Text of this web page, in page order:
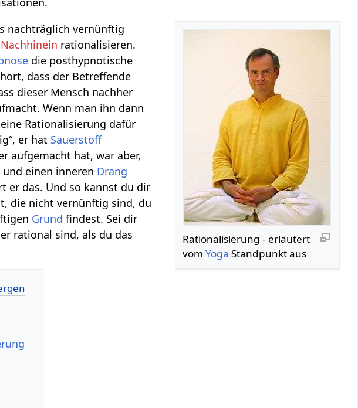
Rationalisierung‏‎ - erläutert
vomYoga Standpunkt aus
nachträglich vernünftig
Nachhinein rationalisieren.
die posthypnotische
hört, dass der Betreffende
dieser Mensch nachher
Wenn man ihn dann
Rationalisierung dafür
er hat Sauerstoff
aufgemacht hat, war aber,
einen inneren Drang
er das. Und so kannst du dir
die nicht vernünftig sind, du
Grund findest. Sei dir
rational sind, als du das